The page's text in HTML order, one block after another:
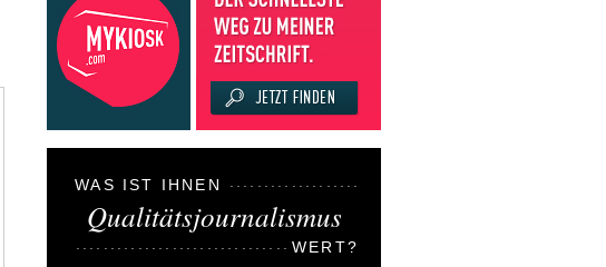
WAS IST IHNEN
Qualitätsjournalismus
WERT?